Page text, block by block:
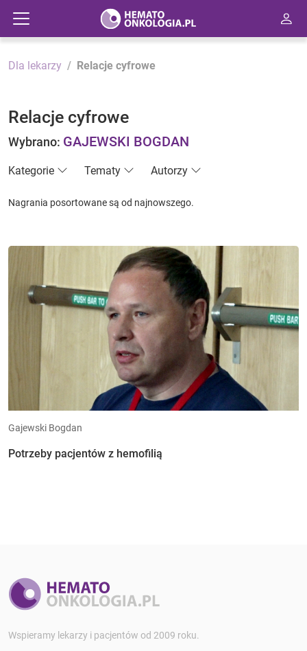
Dla lekarzy Relacje cyfrowe
Relacje cyfrowe
Wybrano: GAJEWSKI BOGDAN
Kategorie Tematy Autorzy
Nagrania posortowane są od najnowszego.
Gajewski Bogdan
Potrzeby pacjentów z hemofilią
Wspieramy lekarzy i pacjentów od 2009 roku.